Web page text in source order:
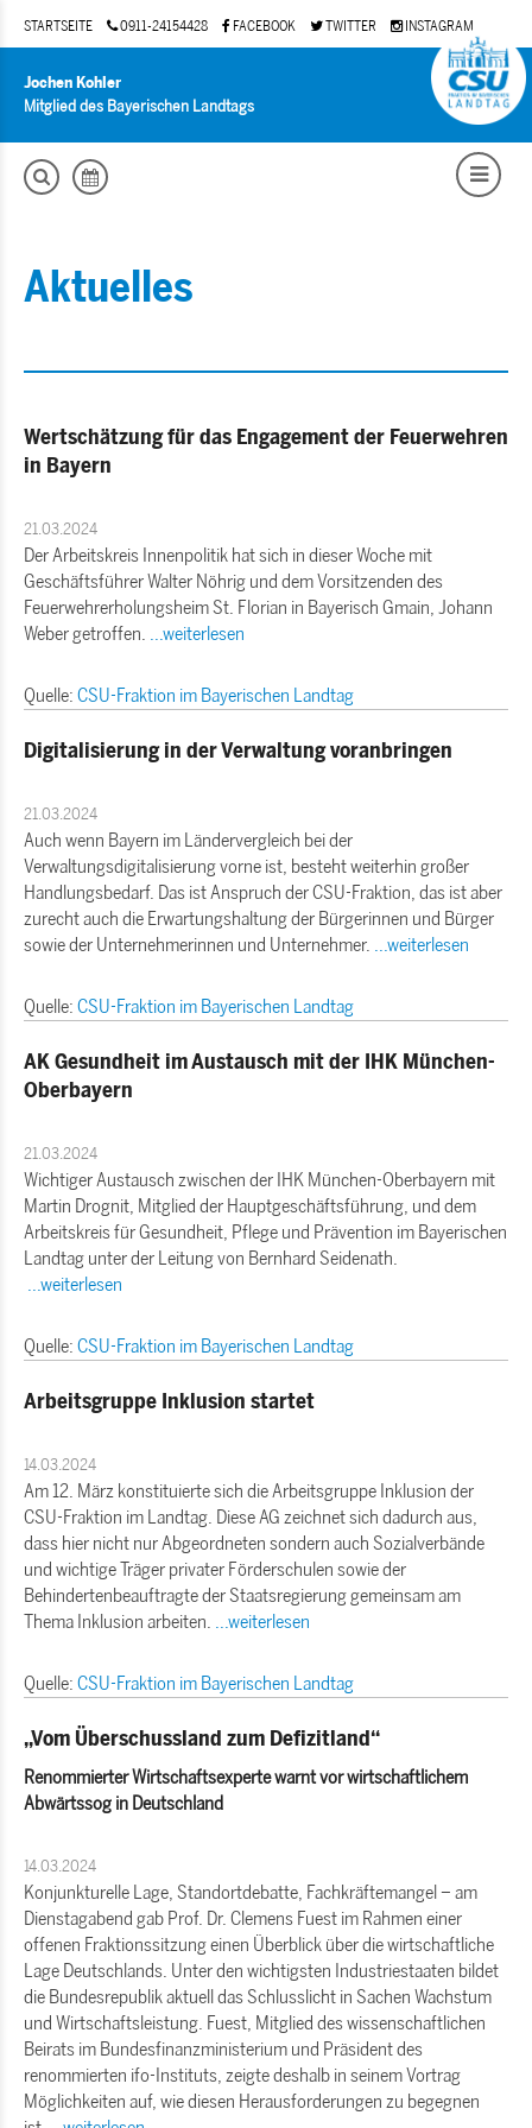
STARTSEITE 0911-24154428 FACEBOOK TWITTER INSTAGRAM
Jochen Kohler
Mitglied des Bayerischen Landtags
Aktuelles
Wertschätzung für das Engagement der Feuerwehren
in Bayern
21.03.2024
Der Arbeitskreis Innenpolitik hat sich in dieser Woche mit
Geschäftsführer Walter Nöhrig und dem Vorsitzenden des
Feuerwehrerholungsheim St. Florian in Bayerisch Gmain, Johann
Weber getroffen. ...weiterlesen
Quelle: CSU-Fraktion im Bayerischen Landtag
Digitalisierung in der Verwaltung voranbringen
21.03.2024
Auch wenn Bayern im Ländervergleich bei der
Verwaltungsdigitalisierung vorne ist, besteht weiterhin großer
Handlungsbedarf. Das ist Anspruch der CSU-Fraktion, das ist aber
zurecht auch die Erwartungshaltung der Bürgerinnen und Bürger
sowie der Unternehmerinnen und Unternehmer. ...weiterlesen
Quelle: CSU-Fraktion im Bayerischen Landtag
AK Gesundheit im Austausch mit der IHK München-
Oberbayern
21.03.2024
Wichtiger Austausch zwischen der IHK München-Oberbayern mit
Martin Drognit, Mitglied der Hauptgeschäftsführung, und dem
Arbeitskreis für Gesundheit, Pflege und Prävention im Bayerischen
Landtag unter der Leitung von Bernhard Seidenath.
...weiterlesen
Quelle: CSU-Fraktion im Bayerischen Landtag
Arbeitsgruppe Inklusion startet
14.03.2024
Am 12. März konstituierte sich die Arbeitsgruppe Inklusion der
CSU-Fraktion im Landtag. Diese AG zeichnet sich dadurch aus,
dass hier nicht nur Abgeordneten sondern auch Sozialverbände
und wichtige Träger privater Förderschulen sowie der
Behindertenbeauftragte der Staatsregierung gemeinsam am
Thema Inklusion arbeiten. ...weiterlesen
Quelle: CSU-Fraktion im Bayerischen Landtag
Vom Überschussland zum Defizitland“
Renommierter Wirtschaftsexperte warnt vor wirtschaftlichem
Abwärtssog in Deutschland
14.03.2024
Konjunkturelle Lage, Standortdebatte, Fachkräftemangel – am
Dienstagabend gab Prof. Dr. Clemens Fuest im Rahmen einer
offenen Fraktionssitzung einen Überblick über die wirtschaftliche
Lage Deutschlands. Unter den wichtigsten Industriestaaten bildet
die Bundesrepublik aktuell das Schlusslicht in Sachen Wachstum
und Wirtschaftsleistung. Fuest, Mitglied des wissenschaftlichen
Beirats im Bundesfinanzministerium und Präsident des
renommierten ifo-Instituts, zeigte deshalb in seinem Vortrag
Möglichkeiten auf, wie diesen Herausforderungen zu begegnen